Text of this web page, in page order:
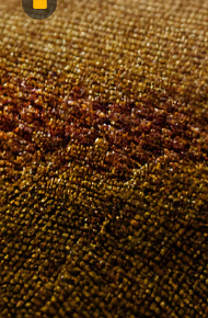
Premium